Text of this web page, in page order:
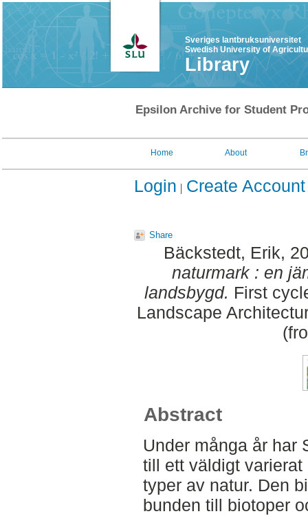
Sveriges lantbruksuniversitet
Swedish University of
Library
Epsilon Archive for Student
Home About
Login Create Account
Share
Bäckstedt, Erik,
naturmark : en
landsbygd. First
Landscape
Abstract
Under många år har
till ett väldigt
typer av natur. Den
bunden till biotoper